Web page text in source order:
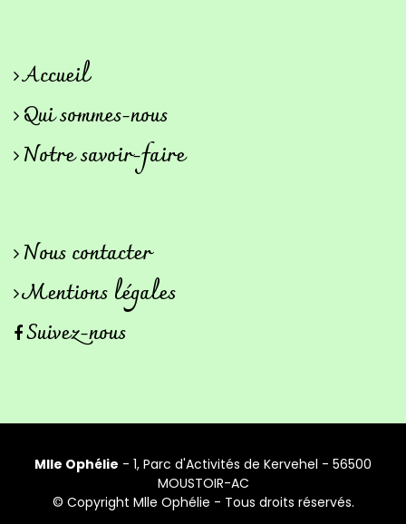
Accueil
Qui sommes-nous
Notre savoir-faire
Nous contacter
Mentions légales
Suivez-nous
Mlle Ophélie - 1, Parc d'Activités de Kervehel - 56500
MOUSTOIR-AC
© Copyright Mlle Ophélie - Tous droits réservés.